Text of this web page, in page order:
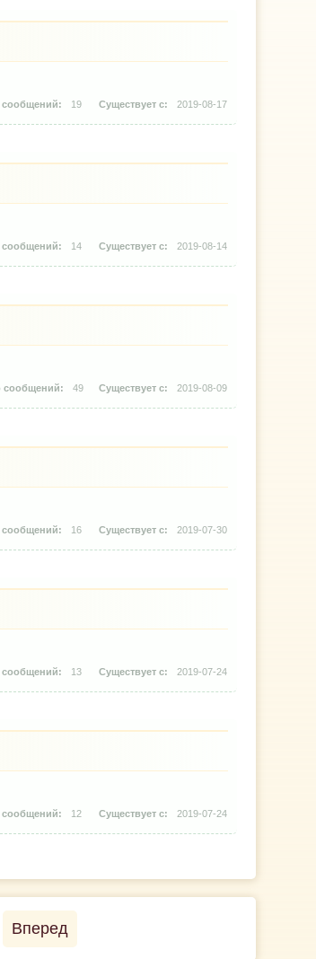
19 2019-08-17
14 2019-08-14
49 2019-08-09
16 2019-07-30
13 2019-07-24
12 2019-07-24
Вперед